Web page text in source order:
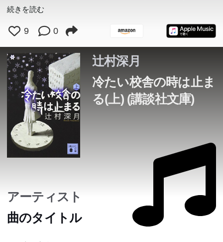
続きを読む
9 0
辻村深月
冷たい校舎の時は止ま
る(上) (講談社文庫)
アーティスト
曲のタイトル